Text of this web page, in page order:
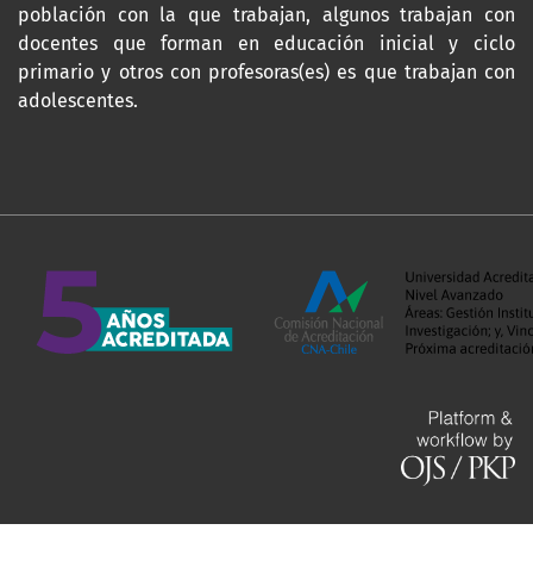
población con la que trabajan, algunos trabajan con
docentes que forman en educación inicial y ciclo
primario y otros con profesoras(es) es que trabajan con
adolescentes.